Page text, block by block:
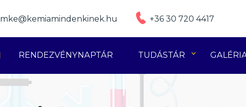
mke@kemiamindenkinek.hu +36 30 720 4417
RENDEZVÉNYNAPTÁR TUDÁSTÁR